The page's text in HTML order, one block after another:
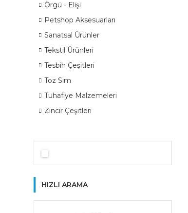
Örgü - Elişi
Petshop Aksesuarları
Sanatsal Ürünler
Tekstil Ürünleri
Tesbih Çeşitleri
Toz Sim
Tuhafiye Malzemeleri
Zincir Çeşitleri
HIZLI ARAMA